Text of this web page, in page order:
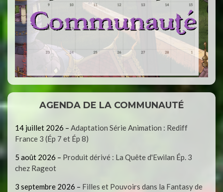
AGENDA DE LA COMMUNAUTÉ
14 juillet 2026 – Adaptation Série Animation : Rediff
France 3 (Ép 7 et Ép 8)
5 août 2026 – Produit dérivé : La Quête d'Ewilan Ép. 3
chez Rageot
3 septembre 2026 – Filles et Pouvoirs dans la Fantasy de